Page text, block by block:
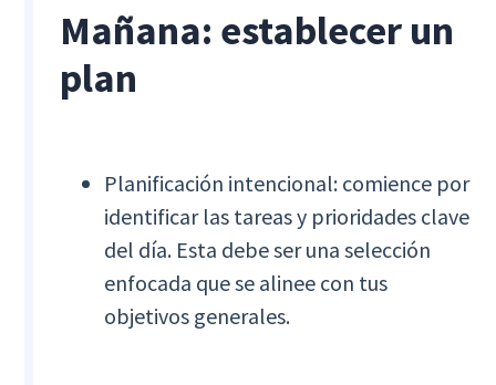
Mañana: establecer un
plan
Planificación intencional: comience por
identificar las tareas y prioridades clave
del día. Esta debe ser una selección
enfocada que se alinee con tus
objetivos generales.